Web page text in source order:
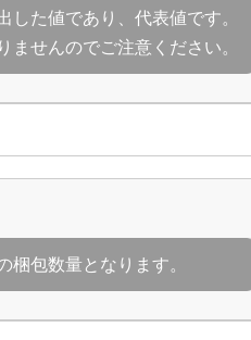
た値であり、代表値です。
せんのでご注意ください。
梱包数量となります。